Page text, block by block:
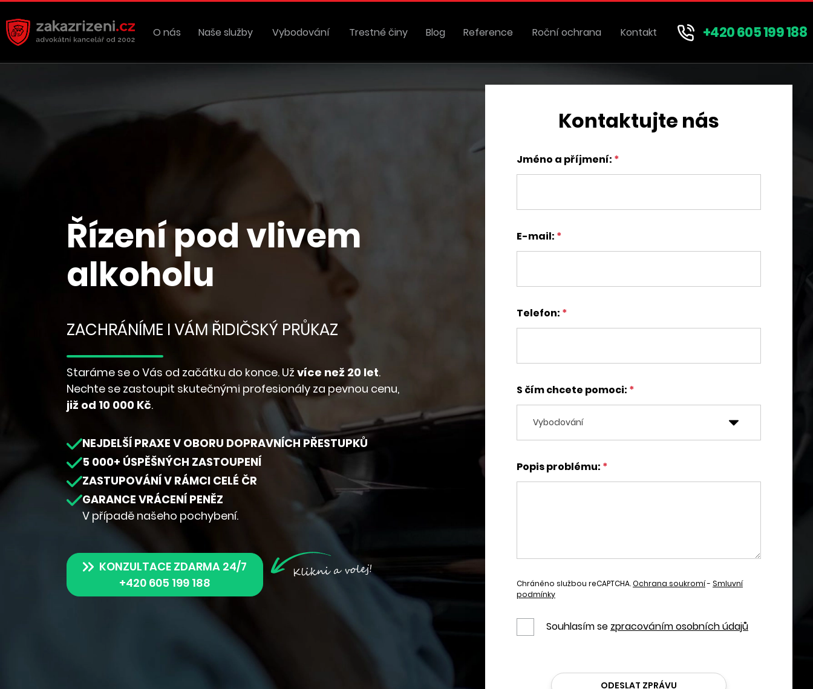
O nás Naše služby Vybodování Trestné činy Blog Reference Roční ochrana Kontakt +420 605 199 188
Řízení pod vlivem
alkoholu
ZACHRÁNÍME I VÁM ŘIDIČSKÝ PRŮKAZ
Staráme se o Vás od začátku do konce. Už více než 20 let.
Nechte se zastoupit skutečnými profesionály za pevnou cenu,
již od 10 000 Kč.
NEJDELŠÍ PRAXE V OBORU DOPRAVNÍCH PŘESTUPKŮ
5 000+ ÚSPĚŠNÝCH ZASTOUPENÍ
ZASTUPOVÁNÍ V RÁMCI CELÉ ČR
GARANCE VRÁCENÍ PENĚZ
V případě našeho pochybení.
KONZULTACE ZDARMA 24/7
+420 605 199 188
Kontaktujte nás
Jméno a příjmení:
E-mail:
Telefon:
S čím chcete pomoci:
Popis problému:
Chráněno službou reCAPTCHA.Ochrana soukromí- Smluvní
podmínky
Souhlasím se zpracováním osobních údajů
ODESLAT ZPRÁVU